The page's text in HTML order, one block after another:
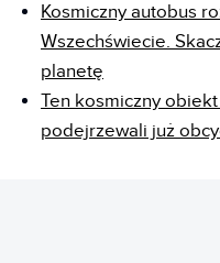
Kosmiczny autobus
Wszechświecie.
planetę
Ten kosmiczny
podejrzewali już